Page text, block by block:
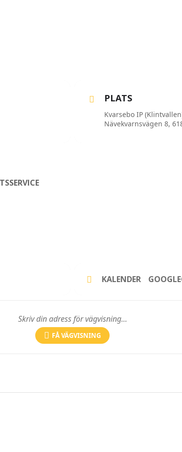
PLATS
Kvarsebo IP
Nävekvarnsvägen 8,
KALENDER
FÅ VÄGVISNING